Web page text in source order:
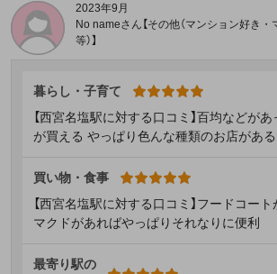
2023年9月
No nameさん【その他（マンション好き
等）】
暮らし・子育て
【西宮名塩駅に対する口コミ】百均などが
が買える やっぱり色んな種類のお店がある
買い物・食事
【西宮名塩駅に対する口コミ】フードコート
マクドがあればやっぱりそれなりに便利
最寄り駅の